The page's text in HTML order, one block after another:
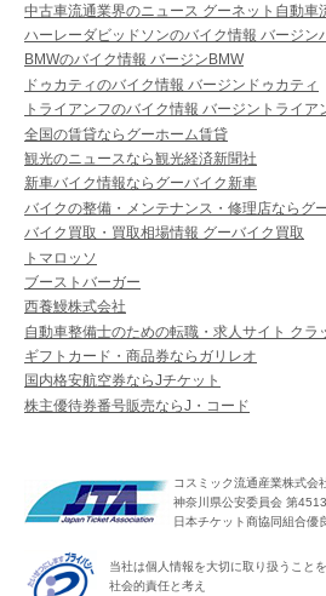
中古車流通業界のニュース グーネット自動車
ハーレーダビッドソンのバイク情報 バージン
BMWのバイク情報 バージンBMW
ドゥカティのバイク情報 バージンドゥカティ
トライアンフのバイク情報 バージントライア
全国の賃貸ならグーホーム賃貸
観光のニュースなら観光経済新聞社
新車バイク情報ならグーバイク新車
バイクの整備・メンテナンス・修理店ならグ
バイク買取・買取相場情報 グーバイク買取
トマロッソ
ブーストバーガー
西養鰻株式会社
自動車整備士のための転職・求人サイト クラ
ギフトカード・商品券ならガリレオ
国内格安航空券ならJチケット
株主優待券番号販売ならJ・コード
コスミック流通産業株式会
神奈川県公安委員会 第
日本チケット商協同組合優
当社は個人情報を大切に取り扱うことを
社会的責任と考え